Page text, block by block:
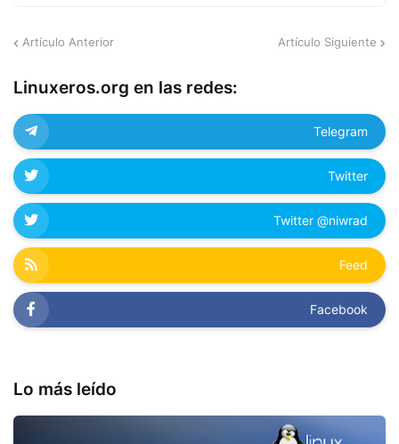
Artículo Anterior Artículo Siguiente
Linuxeros.org en las redes:
Telegram
Twitter
Twitter @niwrad
Feed
Facebook
Lo más leído